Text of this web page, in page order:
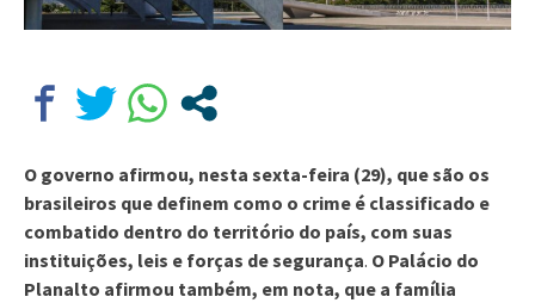
O governo afirmou, nesta sexta-feira (29), que são os
brasileiros que definem como o crime é classificado e
combatido dentro do território do país, com suas
instituições, leis e forças de segurança. O Palácio do
Planalto afirmou também, em nota, que a família